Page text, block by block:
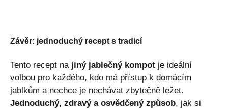
Závěr: jednoduchý recept s tradicí
Tento recept na jiný jablečný kompot je ideální
volbou pro každého, kdo má přístup k domácím
jablkům a nechce je nechávat zbytečně ležet.
Jednoduchý, zdravý a osvědčený způsob, jak si